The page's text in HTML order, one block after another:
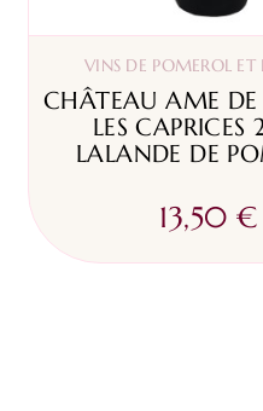
VINS DE POMEROL ET
CHÂTEAU AME DE
LES CAPRICES
LALANDE DE
13,50 €